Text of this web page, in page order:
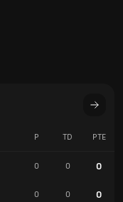
P TD PTE
0 0 0
0 0 0